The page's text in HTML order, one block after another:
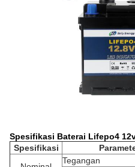
Spesifikasi Baterai Lifepo4
Spesifikasi
Tegangan